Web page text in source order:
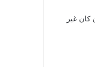
كان غير